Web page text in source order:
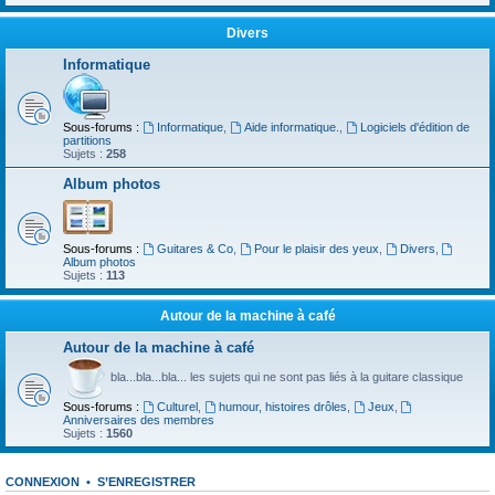
Divers
Informatique
Sous-forums : Informatique, Aide informatique.
Logiciels d'édition de
partitions
Sujets : 258
Album photos
Sous-forums : Guitares & Co, Pour le plaisir des yeux Divers
Album photos
Sujets : 113
Autour de la machine à café
Autour de la machine à café
bla...bla...bla... les sujets qui ne sont pas liés à la guitare classique
Sous-forums : Culturel, humour, histoires drôles Jeux
Anniversaires des membres
Sujets : 1560
CONNEXION • S’ENREGISTRER